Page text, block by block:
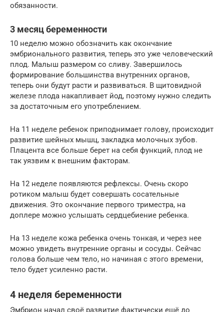
обязанности.
3 месяц беременности
10 неделю можно обозначить как окончание
эмбрионального развития, теперь это уже человеческий
плод. Малыш размером со сливу. Завершилось
формирование большинства внутренних органов,
теперь они будут расти и развиваться. В щитовидной
железе плода накапливает йод, поэтому нужно следить
за достаточным его употреблением.
На 11 неделе ребенок приподнимает голову, происходит
развитие шейных мышц, закладка молочных зубов.
Плацента все больше берет на себя функций, плод не
так уязвим к внешним факторам.
На 12 неделе появляются рефлексы. Очень скоро
ротиком малыш будет совершать сосательные
движения. Это окончание первого триместра, на
доплере можно услышать сердцебиение ребенка.
На 13 неделе кожа ребенка очень тонкая, и через нее
можно увидеть внутренние органы и сосуды. Сейчас
голова больше чем тело, но начиная с этого времени,
тело будет усиленно расти.
4 неделя беременности
Эмбрион начал своё развитие фактически ещё до